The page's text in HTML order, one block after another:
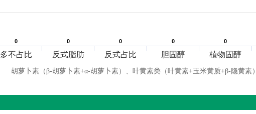
胡萝卜素（β-胡萝卜素+α-胡萝卜素）、叶黄素类（叶黄素+玉米黄质+β-隐黄素）
0
0 0
0 0
0 0
0 0
0
多不占比 反式脂肪 反式占比 胆固醇 植物固醇